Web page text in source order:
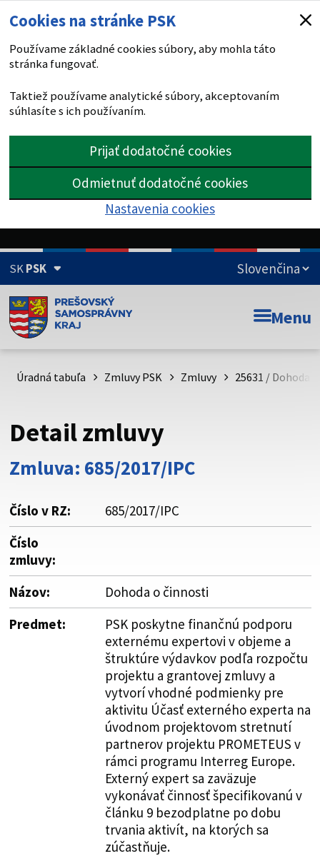
Cookies na stránke PSK
Používame základné cookies súbory, aby mohla táto
stránka fungovať.
Taktiež používame analytické súbory, akceptovaním
súhlasíte s ich používaním.
Prijať dodatočné cookies
Odmietnuť dodatočné cookies
Nastavenia cookies
SKPSK
Doména psk.sk je oficiálna
Toto je oficiálna webová stránka Prešovského
psk.sk.
Buďte pozorní a vždy sa uistite, že zdieľate informácie iba
cez zabezpečenú webovú stránku. Zabezpečená stránka
vždy začína https:// pred názvom domény webového sídla.
Menu
Úradná tabuľa Zmluvy PSK Zmluvy 25631 / Dohoda
Detail zmluvy
Zmluva: 685/2017/IPC
Číslo v RZ:
685/2017/IPC
Číslo
zmluvy:
Názov:
Dohoda o činnosti
Predmet:
PSK poskytne finančnú podporu
externému expertovi v objeme a
štruktúre výdavkov podľa rozpočtu
projektu a grantovej zmluvy a
vytvorí vhodné podmienky pre
aktivitu Účasť externého experta na
úvodnom projektovom stretnutí
partnerov projektu PROMETEUS v
rámci programu Interreg Europe.
Externý expert sa zaväzuje
vykonávať činnosť špecifikovanú v
článku 9 bezodplatne po dobu
trvania aktivít, na ktorých sa
zúčastňuje.